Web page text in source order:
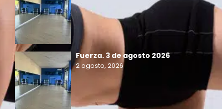
Fuerza. 3 de agosto 2026
2 agosto, 2026